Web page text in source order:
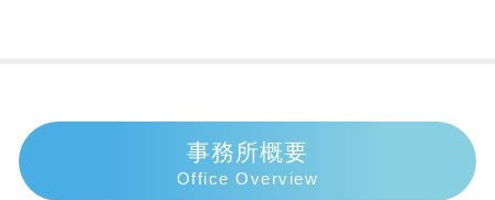
事務所概要
Office Overview